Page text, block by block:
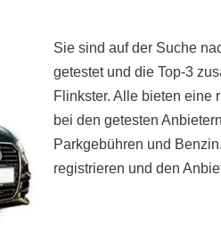
Sie sind auf der Suche
getestet und die Top-3
Flinkster. Alle bieten eine
bei den getesten
Parkgebühren und
registrieren und den